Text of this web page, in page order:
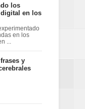
los
en los
en los
...
y